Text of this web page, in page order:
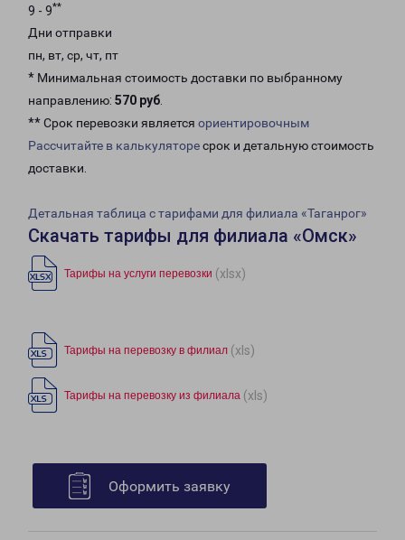
9 - 9**
Дни отправки
пн, вт, ср, чт, пт
* Минимальная стоимость доставки по выбранному
направлению: 570 руб.
** Срок перевозки является ориентировочным
Рассчитайте в калькуляторесрок и детальную стоимость
доставки.
Детальная таблица с тарифами для филиала «Таганрог»
Скачать тарифы для филиала «Омск»
Тарифы на услуги перевозки (xlsx)
Тарифы на перевозку в филиал (xls)
Тарифы на перевозку из филиала (xls)
Оформить заявку